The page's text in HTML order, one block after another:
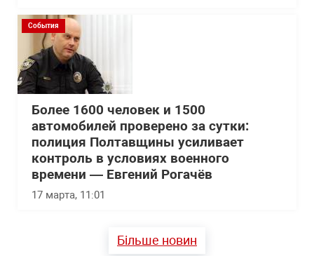
События
Более 1600 человек и 1500
автомобилей проверено за сутки:
полиция Полтавщины усиливает
контроль в условиях военного
времени — Евгений Рогачёв
17 марта, 11:01
Більше новин